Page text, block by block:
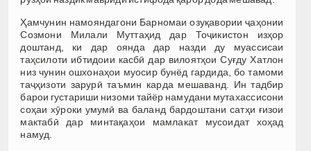
Ҳамчунин намояндагони Барномаи озуқавории ҷаҳонии
Созмони Милали Муттаҳид дар Тоҷикистон изҳор
доштанд, ки дар оянда дар назди ду муассисаи
таҳсилоти ибтидоии касбӣ дар вилоятҳои Суғду Хатлон
низ чунин ошхонаҳои муосир бунёд гардида, бо тамоми
таҷҳизоти зарурӣ таъмин карда мешаванд. Ин тадбир
барои густариши низоми тайёр намудани мутахассисони
соҳаи хӯроки умумӣ ва баланд бардоштани сатҳи ғизои
мактабӣ дар минтақаҳои мамлакат мусоидат хоҳад
намуд.